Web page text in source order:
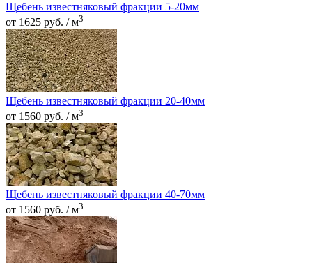
Щебень известняковый фракции 5-20мм
от 1625 руб. / м3
Щебень известняковый фракции 20-40мм
от 1560 руб. / м3
Щебень известняковый фракции 40-70мм
от 1560 руб. / м3